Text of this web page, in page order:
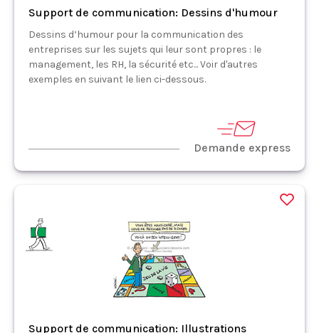
Support de communication: Dessins d'humour
Dessins d’humour pour la communication des
entreprises sur les sujets qui leur sont propres : le
management, les RH, la sécurité etc... Voir d'autres
exemples en suivant le lien ci-dessous.
Demande express
Support de communication: Illustrations